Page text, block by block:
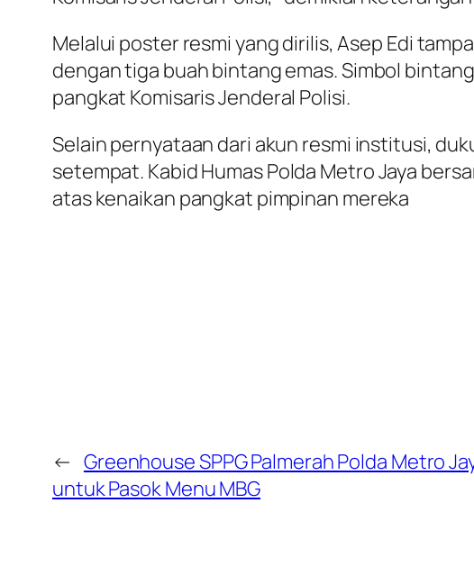
Melalui poster resmi yang dirilis, Asep Edi
dengan tiga buah bintang emas. Simbol
pangkat Komisaris Jenderal Polisi.
Selain pernyataan dari akun resmi institusi,
setempat. Kabid Humas Polda Metro Jaya
atas kenaikan pangkat pimpinan mereka
← Greenhouse SPPG Palmerah Polda Metro
untuk Pasok Menu MBG